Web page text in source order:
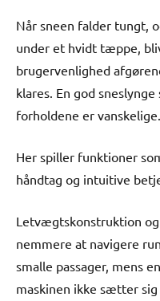
Når sneen falder tungt,
under et hvidt tæppe,
brugervenlighed
klares. En god
forholdene er vanskelige.
Her spiller funktioner
håndtag og intuitive
Letvægtskonstruktion
nemmere at navigere
smalle passager, mens
maskinen ikke sætter